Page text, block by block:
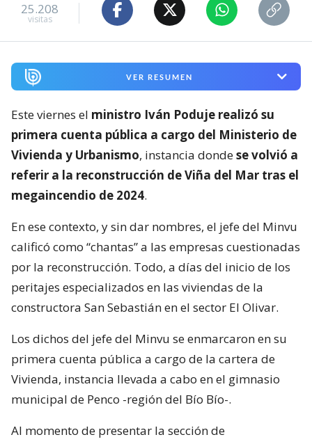
25.208
visitas
VER RESUMEN
Este viernes el ministro Iván Poduje realizó su
primera cuenta pública a cargo del Ministerio de
Vivienda y Urbanismo, instancia dondese volvió a
referir a la reconstrucción de Viña del Mar tras el
megaincendio de 2024.
En ese contexto, y sin dar nombres, el jefe del Minvu
calificó como “chantas” a las empresas cuestionadas
por la reconstrucción. Todo, a días del inicio de los
peritajes especializados en las viviendas de la
constructora San Sebastián en el sector El Olivar.
Los dichos del jefe del Minvu se enmarcaron en su
primera cuenta pública a cargo de la cartera de
Vivienda, instancia llevada a cabo en el gimnasio
municipal de Penco -región del Bío Bío-.
Al momento de presentar la sección de